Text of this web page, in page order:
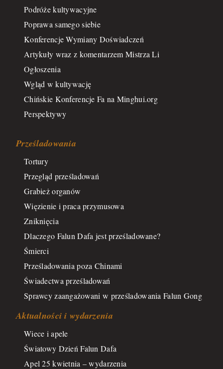
Podróże kultywacyjne
Poprawa samego siebie
Konferencje Wymiany Doświadczeń
Artykuły wraz z komentarzem Mistrza Li
Ogłoszenia
Wgląd w kultywację
Chińskie Konferencje Fa na Minghui.org
Perspektywy
Prześladowania
Tortury
Przegląd prześladowań
Grabież organów
Więzienie i praca przymusowa
Zniknięcia
Dlaczego Falun Dafa jest prześladowane?
Śmierci
Prześladowania poza Chinami
Świadectwa prześladowań
Sprawcy zaangażowani w prześladowania Falun Gong
Aktualności i wydarzenia
Wiece i apele
Światowy Dzień Falun Dafa
Apel 25 kwietnia – wydarzenia